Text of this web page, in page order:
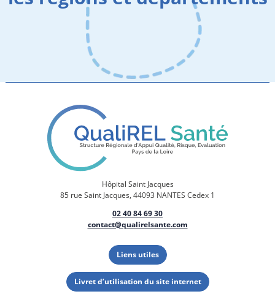
Hôpital Saint Jacques
85 rue Saint Jacques, 44093 NANTES Cedex 1
02 40 84 69 30
contact@qualirelsante.com
Liens utiles
Livret d’utilisation du site internet